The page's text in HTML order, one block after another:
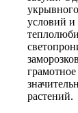
условий и
растений.